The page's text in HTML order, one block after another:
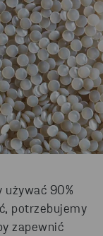
używać 90%
potrzebujemy
zapewnić